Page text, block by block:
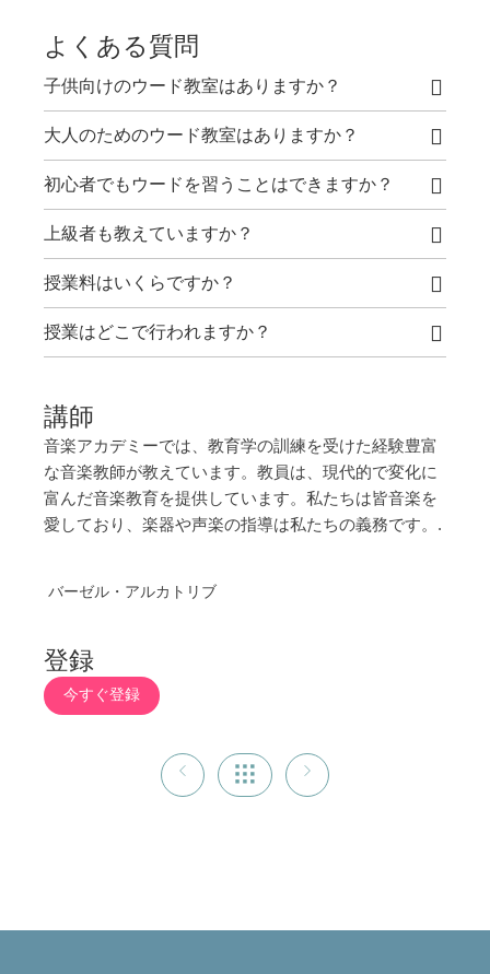
よくある質問
子供向けのウード教室はありますか？
大人のためのウード教室はありますか？
初心者でもウードを習うことはできますか？
上級者も教えていますか？
授業料はいくらですか？
授業はどこで行われますか？
講師
音楽アカデミーでは、教育学の訓練を受けた経験豊富
な音楽教師が教えています。教員は、現代的で変化に
富んだ音楽教育を提供しています。私たちは皆音楽を
愛しており、楽器や声楽の指導は私たちの義務です。.
バーゼル・アルカトリブ
登録
今すぐ登録